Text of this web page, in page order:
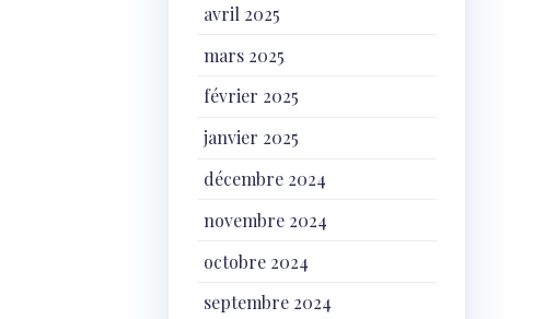
avril 2025
mars 2025
février 2025
janvier 2025
décembre 2024
novembre 2024
octobre 2024
septembre 2024